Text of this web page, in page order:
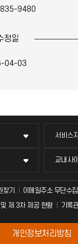
9480
정일
04-03
서비스
교내사
찾기 이메일주소 무단수
제 3차 제공 현황
기록
개인정보처리방침